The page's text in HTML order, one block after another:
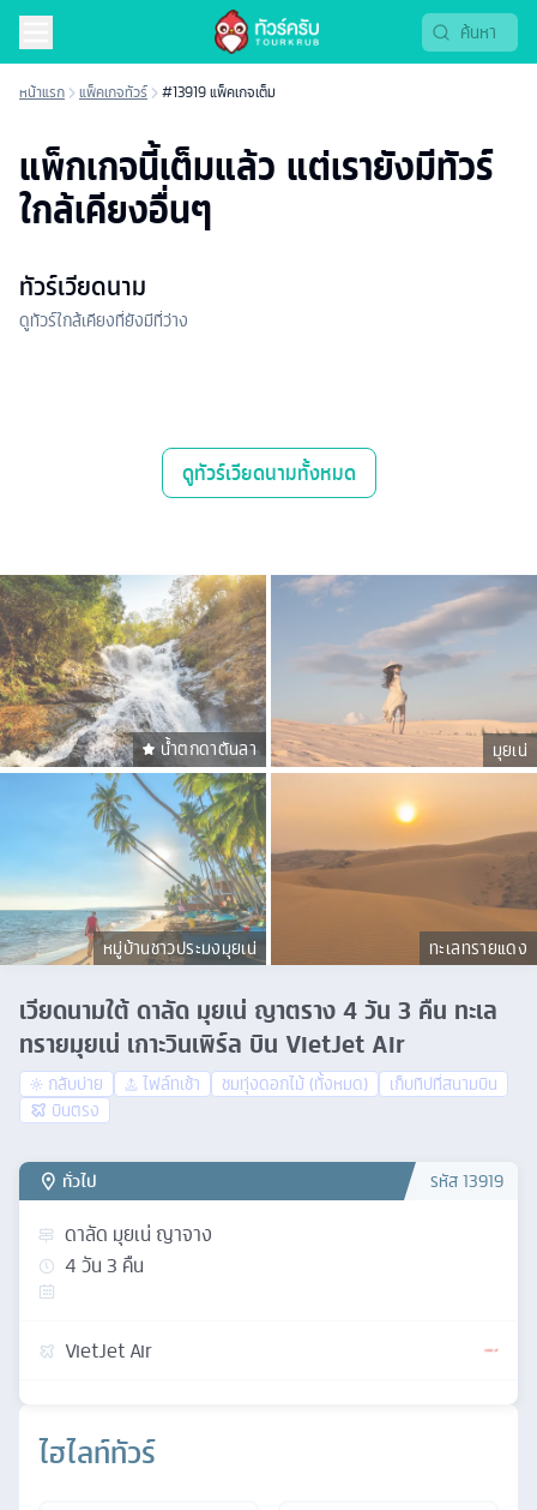
หน้าแรก แพ็คเกจทัวร์ #13919 แพ็คเกจเต็ม
แพ็กเกจนี้เต็มแล้ว แต่เรายังมีทัวร์
ใกล้เคียงอื่นๆ
ทัวร์เวียดนาม
ดูทัวร์ใกล้เคียงที่ยังมีที่ว่าง
ดูทัวร์เวียดนามทั้งหมด
น้ำตกดาตันลา มุยเน่
หมู่บ้านชาวประมงมุยเน่ ทะเลทรายแดง
เวียดนามใต้ ดาลัด มุยเน่ ญาตราง 4 วัน 3 คืน ทะเล
ทรายมุยเน่ เกาะวินเพิร์ล บิน VietJet Air
กลับบ่าย ไฟล์ทเช้า ชมทุ่งดอกไม้ (ทั้งหมด)
เก็บทิปที่สนามบิน
บินตรง
ไฮไลท์ทัวร์
ทั่วไป รหัส13919
ดาลัด มุยเน่ ญาจาง
4วัน3 คืน
VietJet Air